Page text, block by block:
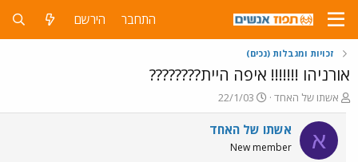
התחבר הירשם
זכויות ומגבלות (נכים)
אורניהו !!!!!!! איפה היית????????
פ
ו
ת
ח
ה
אשתו של האחד
פ
ו
ר
ם
22/1/03
א אשתו של האחד
New member